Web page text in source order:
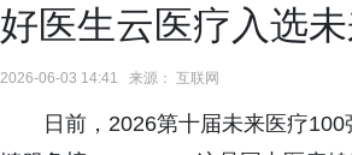
好医生云医疗入选
2026-06-03 14:41 来源： 互联网
日前，2026第十届未来医疗